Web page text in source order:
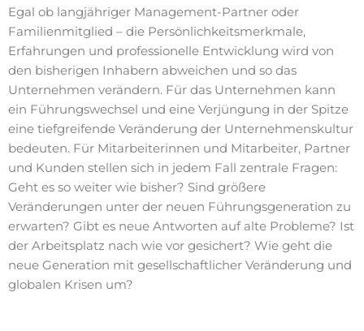
Egal ob langjähriger Management-Partner oder
Familienmitglied – die Persönlichkeitsmerkmale,
Erfahrungen und professionelle Entwicklung wird von
den bisherigen Inhabern abweichen und so das
Unternehmen verändern. Für das Unternehmen kann
ein Führungswechsel und eine Verjüngung in der Spitze
eine tiefgreifende Veränderung der Unternehmenskultur
bedeuten. Für Mitarbeiterinnen und Mitarbeiter, Partner
und Kunden stellen sich in jedem Fall zentrale Fragen:
Geht es so weiter wie bisher? Sind größere
Veränderungen unter der neuen Führungsgeneration zu
erwarten? Gibt es neue Antworten auf alte Probleme? Ist
der Arbeitsplatz nach wie vor gesichert? Wie geht die
neue Generation mit gesellschaftlicher Veränderung und
globalen Krisen um?